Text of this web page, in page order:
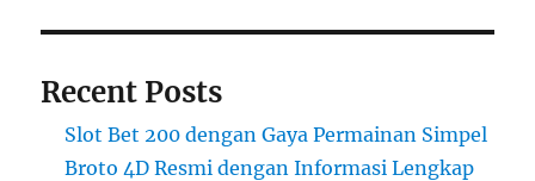
Recent Posts
Slot Bet 200 dengan Gaya Permainan Simpel
Broto 4D Resmi dengan Informasi Lengkap